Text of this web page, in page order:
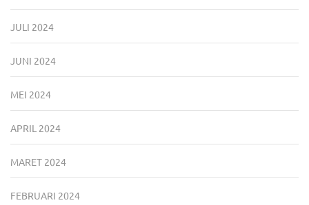
JULI 2024
JUNI 2024
MEI 2024
APRIL 2024
MARET 2024
FEBRUARI 2024